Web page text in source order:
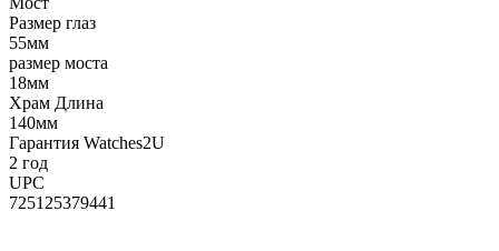
Размер глаз
55мм
размер моста
18мм
Храм Длина
140мм
Гарантия Watches2U
2 год
UPC
725125379441